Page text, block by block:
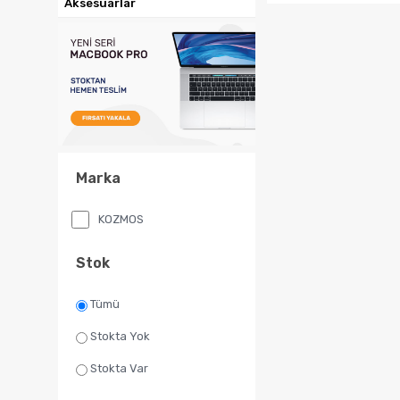
Marka
KOZMOS
Stok
Tümü
Stokta Yok
Stokta Var